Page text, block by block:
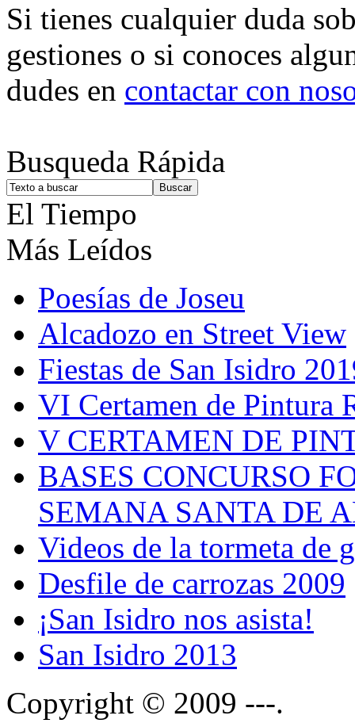
Si tienes cualquier duda
gestiones o si conoces
dudes en contactar con
Busqueda Rápida
El Tiempo
Más Leídos
Poesías de Joseu
Alcadozo en Street View
Fiestas de San Isidro
VI Certamen de Pintura
V CERTAMEN DE
BASES CONCURSO
SEMANA SANTA DE
Videos de la tormeta de
Desfile de carrozas 2009
¡San Isidro nos asista!
San Isidro 2013
Copyright © 2009 ---.